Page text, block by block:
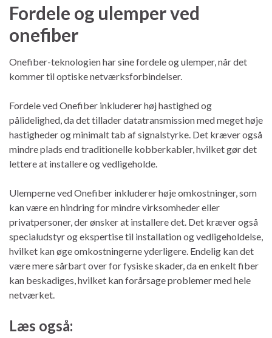
Fordele og ulemper ved
onefiber
Onefiber-teknologien har sine fordele og ulemper, når det
kommer til optiske netværksforbindelser.
Fordele ved Onefiber inkluderer høj hastighed og
pålidelighed, da det tillader datatransmission med meget høje
hastigheder og minimalt tab af signalstyrke. Det kræver også
mindre plads end traditionelle kobberkabler, hvilket gør det
lettere at installere og vedligeholde.
Ulemperne ved Onefiber inkluderer høje omkostninger, som
kan være en hindring for mindre virksomheder eller
privatpersoner, der ønsker at installere det. Det kræver også
specialudstyr og ekspertise til installation og vedligeholdelse,
hvilket kan øge omkostningerne yderligere. Endelig kan det
være mere sårbart over for fysiske skader, da en enkelt fiber
kan beskadiges, hvilket kan forårsage problemer med hele
netværket.
Læs også: